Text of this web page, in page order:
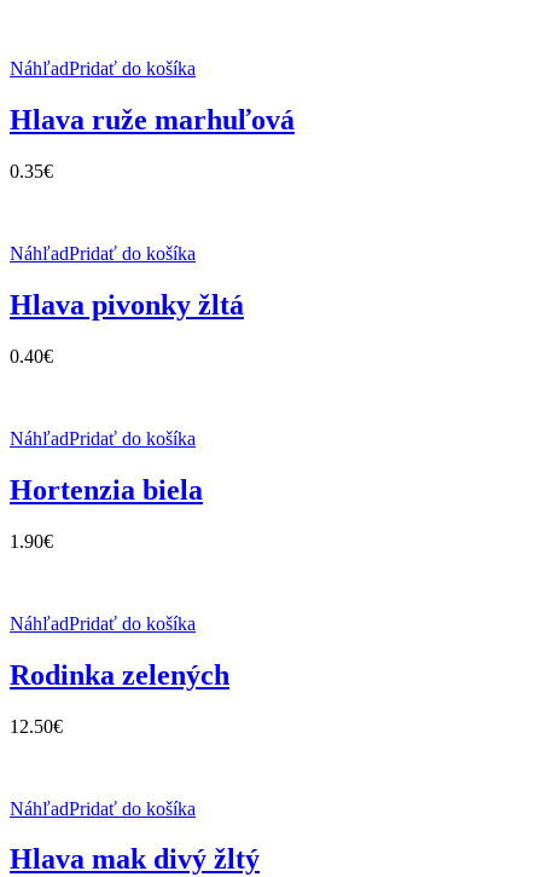
NáhľadPridať do košíka
Hlava ruže marhuľová
0.35€
NáhľadPridať do košíka
Hlava pivonky žltá
0.40€
NáhľadPridať do košíka
Hortenzia biela
1.90€
NáhľadPridať do košíka
Rodinka zelených
12.50€
NáhľadPridať do košíka
Hlava mak divý žltý